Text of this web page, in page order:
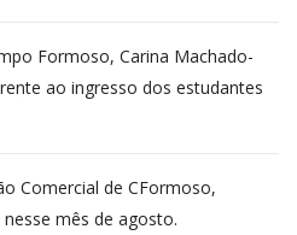
Formoso, Carina Machado-
ao ingresso dos estudantes
Comercial de CFormoso,
mês de agosto.